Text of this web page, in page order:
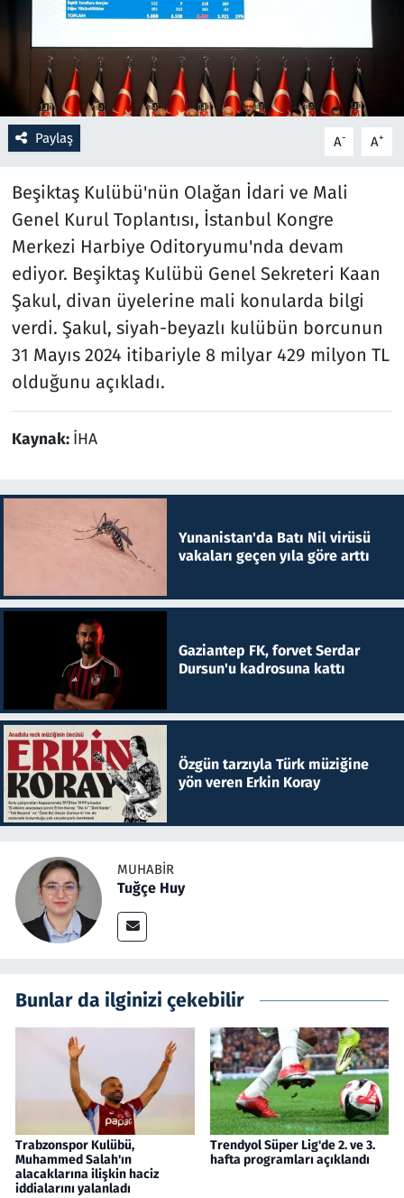
Paylaş A- A+
Beşiktaş Kulübü'nün Olağan İdari ve Mali
Genel Kurul Toplantısı, İstanbul Kongre
Merkezi Harbiye Oditoryumu'nda devam
ediyor. Beşiktaş Kulübü Genel Sekreteri Kaan
Şakul, divan üyelerine mali konularda bilgi
verdi. Şakul, siyah-beyazlı kulübün borcunun
31 Mayıs 2024 itibariyle 8 milyar 429 milyon TL
olduğunu açıkladı.
Kaynak: İHA
Yunanistan'da Batı Nil virüsü
vakaları geçen yıla göre arttı
Gaziantep FK, forvet Serdar
Dursun'u kadrosuna kattı
Özgün tarzıyla Türk müziğine
yön veren Erkin Koray
MUHABIR
Tuğçe Huy
Bunlar da ilginizi çekebilir
Trabzonspor Kulübü,
Muhammed Salah'ın
alacaklarına ilişkin haciz
iddialarını yalanladı
Trendyol Süper Lig'de 2. ve 3.
hafta programları açıklandı
Resmi İlanlar
Rüya Tabirleri
Sağlık
Savunma Sanayi
Seçim 2023
Spor
Teknoloji ve Bilim
Televizyon